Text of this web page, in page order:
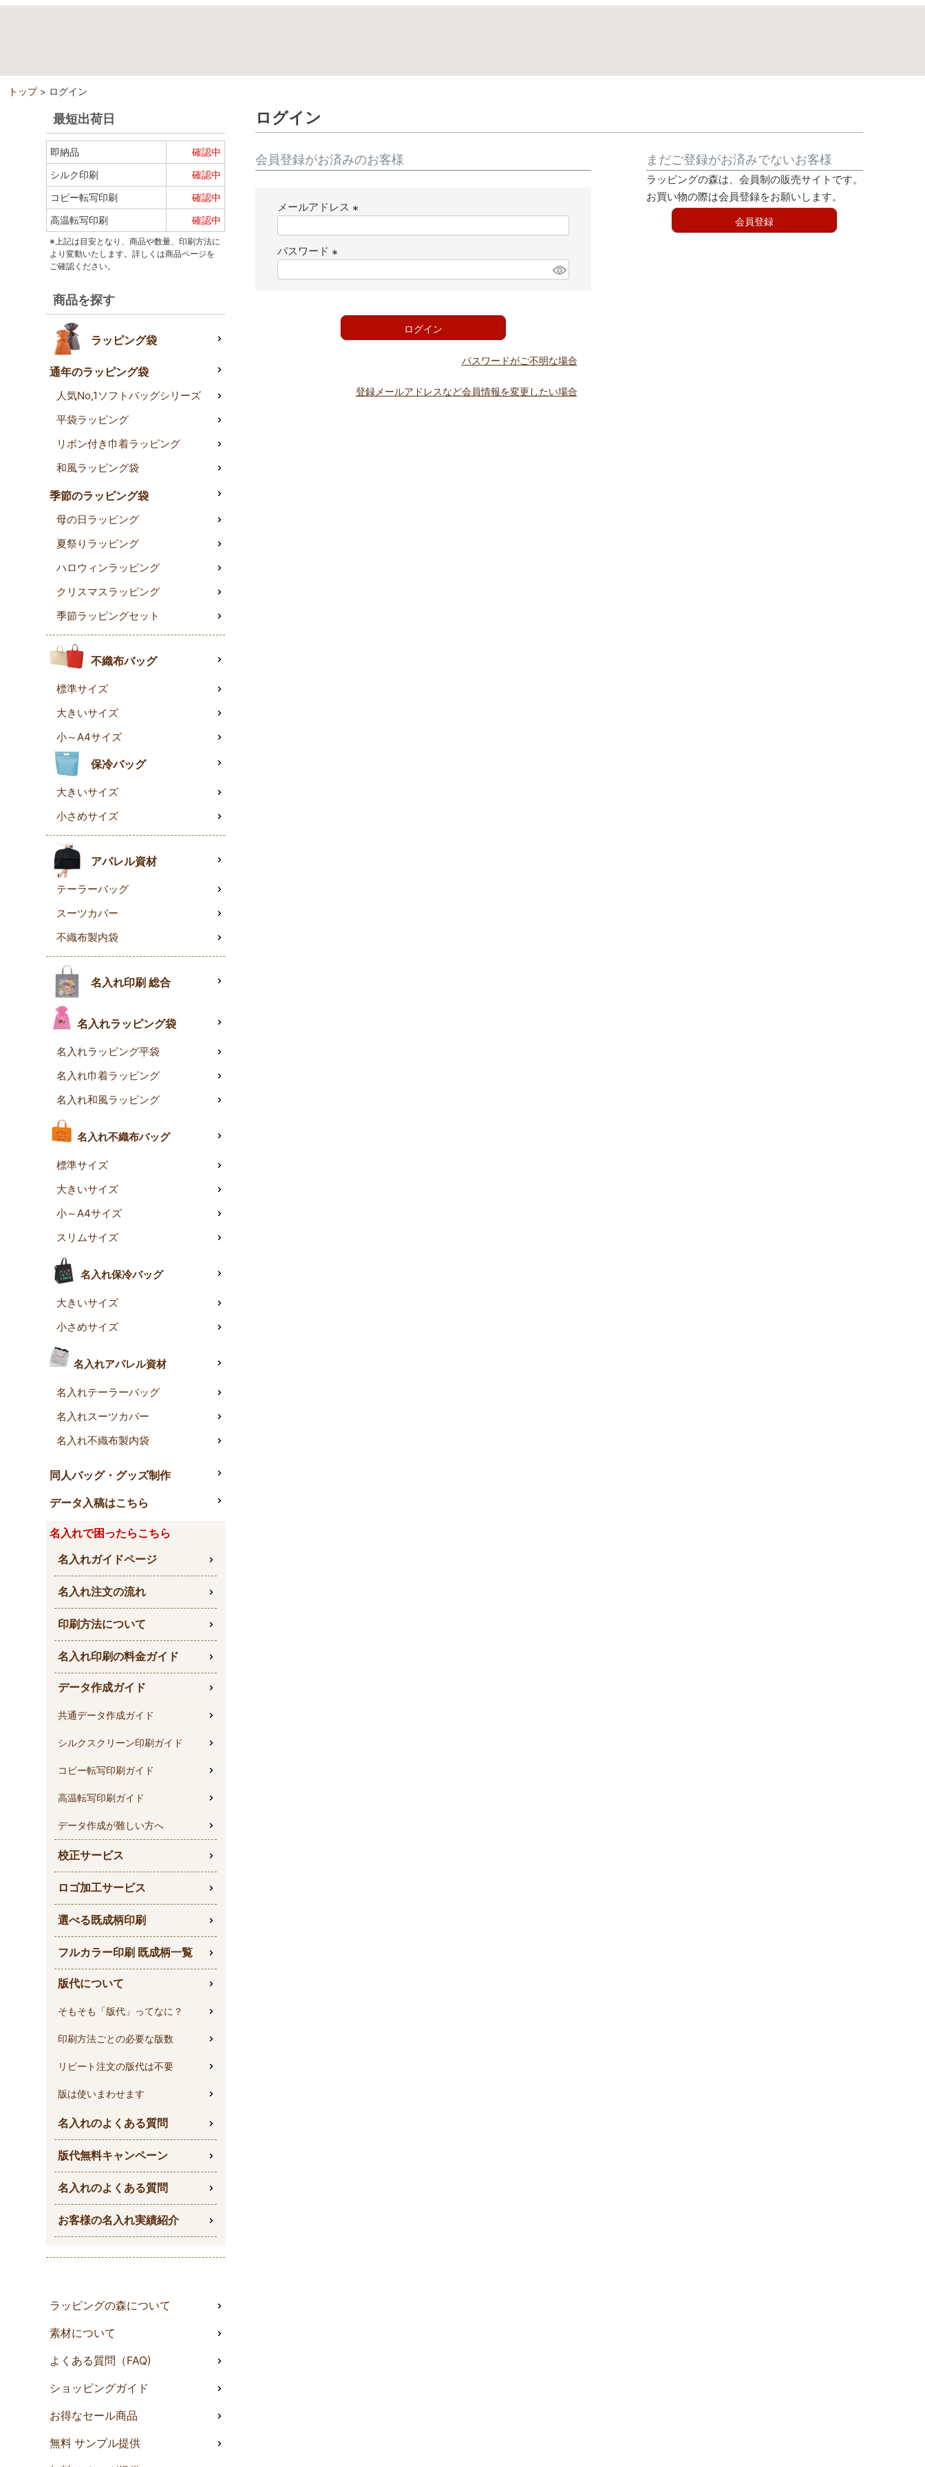
トップ ログイン
最短出荷日
即納品 確認中
シルク印刷 確認中
コピー転写印刷 確認中
高温転写印刷 確認中
※上記は目安となり、商品や数量、印刷方法に
より変動いたします。詳しくは商品ページを
ご確認ください。
商品を探す
ラッピング袋
通年のラッピング袋
人気No,1ソフトバッグシリーズ
平袋ラッピング
リボン付き巾着ラッピング
和風ラッピング袋
季節のラッピング袋
母の日ラッピング
夏祭りラッピング
ハロウィンラッピング
クリスマスラッピング
季節ラッピングセット
不織布バッグ
標準サイズ
大きいサイズ
小～A4サイズ
保冷バッグ
大きいサイズ
小さめサイズ
アパレル資材
テーラーバッグ
スーツカバー
不織布製内袋
名入れ印刷 総合
名入れラッピング袋
名入れラッピング平袋
名入れ巾着ラッピング
名入れ和風ラッピング
名入れ不織布バッグ
標準サイズ
大きいサイズ
小～A4サイズ
スリムサイズ
名入れ保冷バッグ
大きいサイズ
小さめサイズ
名入れアパレル資材
名入れテーラーバッグ
名入れスーツカバー
名入れ不織布製内袋
同人バッグ・グッズ制作
データ入稿はこちら
名入れで困ったらこちら
名入れガイドページ
名入れ注文の流れ
印刷方法について
名入れ印刷の料金ガイド
データ作成ガイド
共通データ作成ガイド
シルクスクリーン印刷ガイド
コピー転写印刷ガイド
高温転写印刷ガイド
データ作成が難しい方へ
校正サービス
ロゴ加工サービス
選べる既成柄印刷
フルカラー印刷 既成柄一覧
版代について
そもそも「版代」ってなに？
印刷方法ごとの必要な版数
リピート注文の版代は不要
版は使いまわせます
名入れのよくある質問
版代無料キャンペーン
名入れのよくある質問
お客様の名入れ実績紹介
ラッピングの森について
素材について
よくある質問（FAQ)
ショッピングガイド
お得なセール商品
無料 サンプル提供
ログイン
会員登録がお済みのお客様
メールアドレス
須
)
パスワード
ログイン
パスワードがご不明な場合
登録メールアドレスなど会員情報を変更したい場合
まだご登録がお済みでないお客様
ラッピングの森は、会員制の販売サイトです。
お買い物の際は会員登録をお願いします。
会員登録